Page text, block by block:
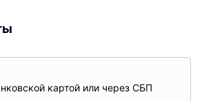
картой или через СБП